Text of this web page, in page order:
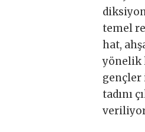
temel
hat,
yönelik
gençler
tadını